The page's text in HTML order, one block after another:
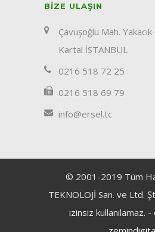
BIZE ULAŞIN
Çavuşoğlu Mah.
Kartal İSTANBUL
0216 518 72 25
0216 518 69 79
info@ersel.tc
© 2001-2019 Tüm
TEKNOLOJİ San. ve Ltd.
izinsiz kullanılamaz.